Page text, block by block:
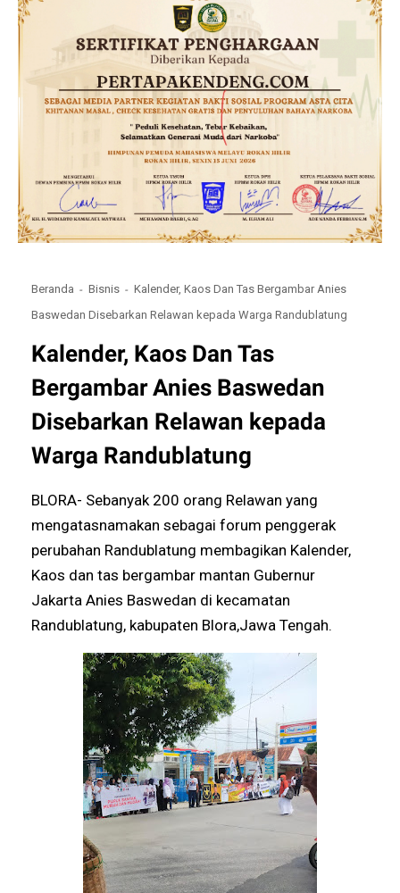
Beranda Bisnis
Kalender, Kaos Dan Tas Bergambar Anies
Baswedan Disebarkan Relawan kepada Warga Randublatung
Kalender, Kaos Dan Tas
Bergambar Anies Baswedan
Disebarkan Relawan kepada
Warga Randublatung
BLORA- Sebanyak 200 orang Relawan yang
mengatasnamakan sebagai forum penggerak
perubahan Randublatung membagikan Kalender,
Kaos dan tas bergambar mantan Gubernur
Jakarta Anies Baswedan di kecamatan
Randublatung, kabupaten Blora,Jawa Tengah.